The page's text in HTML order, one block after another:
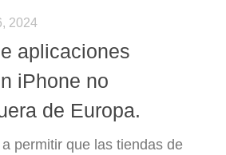
2024
aplicaciones
iPhone no
de Europa.
permitir que las tiendas de